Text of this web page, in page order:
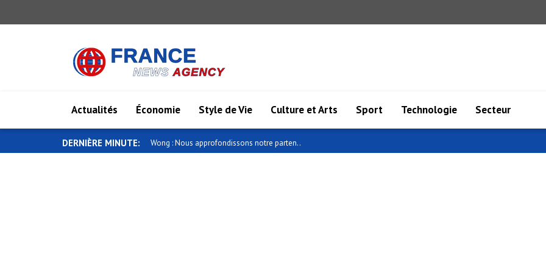
Actualités Économie Style de Vie Culture et Arts Sport Technologie Secteur
DERNIÈRE MINUTE: Wong : Nous approfondissons notre parten..